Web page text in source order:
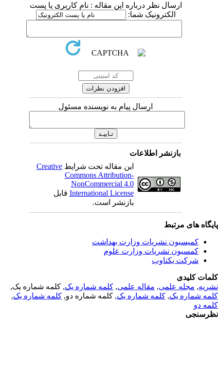
ارسال نظر درباره این مقاله : نام کاربری یا پست
الکترونیک شما:
ارسال پیام به نویسنده مسئول
بازنشر اطلاعات
این مقاله تحت شرایطCreative
Commons Attribution-
NonCommercial 4.0
International Licenseقابل
بازنشر است.
های مرتبط
کمیسیون نشریات وزارت بهداشت
کمسیون نشریات وزارت علوم
شرکت یکتاوب
کلیدی
,مجله علمی, مقاله علمی, کلمه شماره یک, کلمه شماره یک,
شماره یک,کلمه شماره یک, کلمه شماره دو,کلمه شماره یک,
دو